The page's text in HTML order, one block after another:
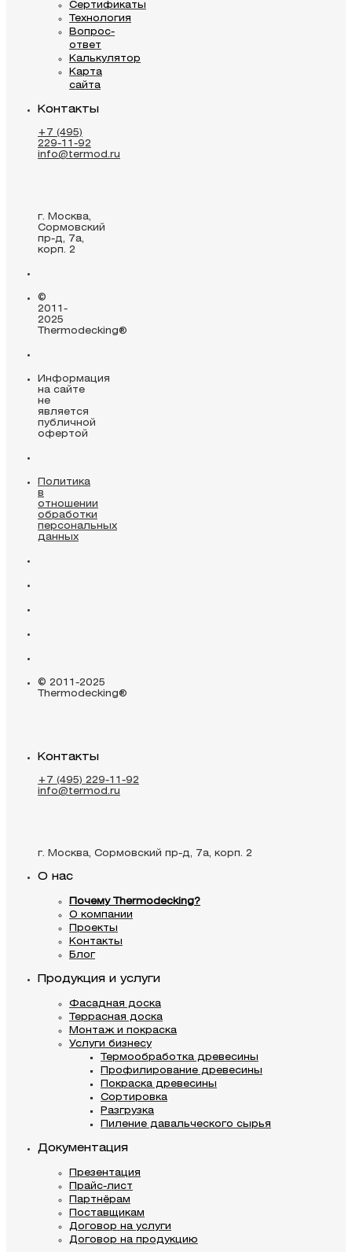
Сертификаты
Технология
Вопрос-
ответ
Калькулятор
Карта
сайта
Контакты
+7 (495)
229-11-92
info@termod.ru
г. Москва,
Сормовский
пр-д, 7а,
корп. 2
©
2011-
2025
Thermodecking®
Информация
на сайте
не
является
публичной
офертой
Политика
в
отношении
обработки
персональных
данных
© 2011-2025
Thermodecking®
Контакты
+7 (495) 229-11-92
info@termod.ru
г. Москва, Сормовский пр-д, 7а, корп. 2
О нас
Почему Thermodecking?
О компании
Проекты
Контакты
Блог
Продукция и услуги
Фасадная доска
Террасная доска
Монтаж и покраска
Услуги бизнесу
Термообработка древесины
Профилирование древесины
Покраска древесины
Сортировка
Разгрузка
Пиление давальческого сырья
Документация
Презентация
Прайс-лист
Партнёрам
Поставщикам
Договор на услуги
Договор на продукцию